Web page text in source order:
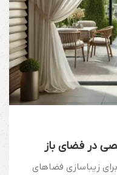
در فضای باز
زیباسازی فضاهای